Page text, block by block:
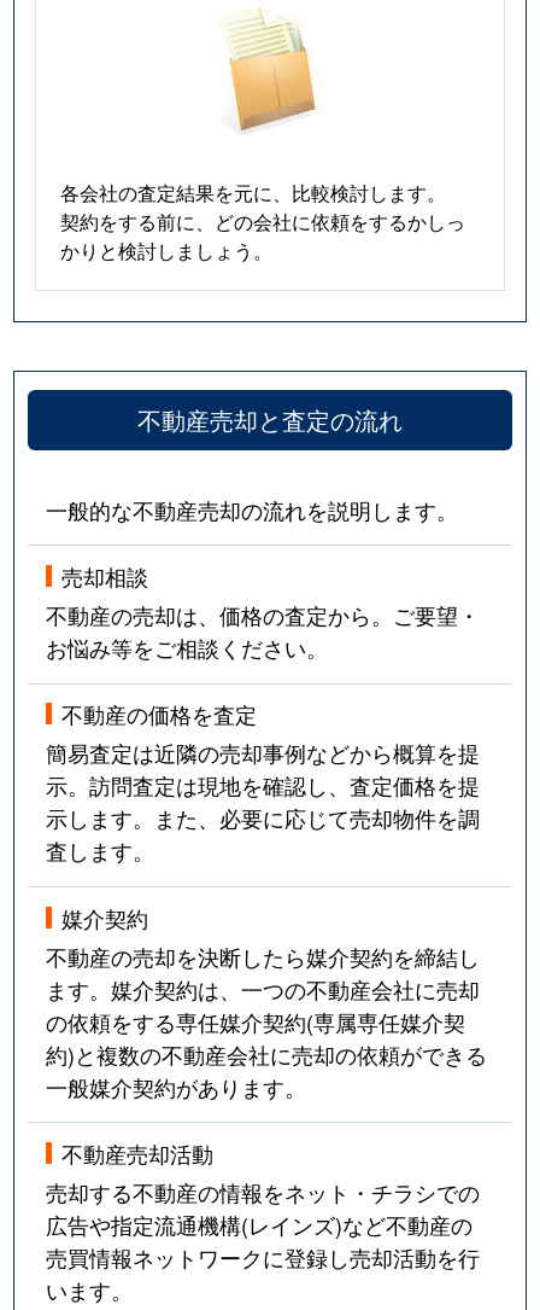
各会社の査定結果を元に、比較検討します。
契約をする前に、どの会社に依頼をするかしっ
かりと検討しましょう。
不動産売却と査定の流れ
一般的な不動産売却の流れを説明します。
売却相談
不動産の売却は、価格の査定から。ご要望・
お悩み等をご相談ください。
不動産の価格を査定
簡易査定は近隣の売却事例などから概算を提
示。訪問査定は現地を確認し、査定価格を提
示します。また、必要に応じて売却物件を調
査します。
媒介契約
不動産の売却を決断したら媒介契約を締結し
ます。媒介契約は、一つの不動産会社に売却
の依頼をする専任媒介契約(専属専任媒介契
約)と複数の不動産会社に売却の依頼ができる
一般媒介契約があります。
不動産売却活動
売却する不動産の情報をネット・チラシでの
広告や指定流通機構(レインズ)など不動産の
売買情報ネットワークに登録し売却活動を行
います。